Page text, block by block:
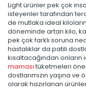
Light ürünler pek çok
isteyenler tarafından
de mutlaka ideal
döneminde artan kilo,
pek çok farklı soruna
hastalıklar da patili
kısaltacağından
maması tüketmeleri
dostlarımızın yaşına
olarak hazırlanan